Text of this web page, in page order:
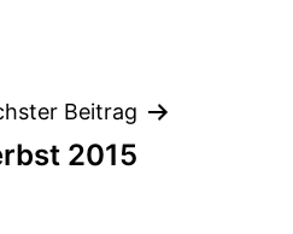
Beitrag
2015